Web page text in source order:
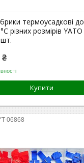
термоусадкові до
різних розмірів YATO
₴
Купити
06868